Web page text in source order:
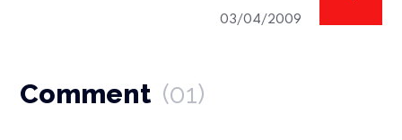
03/04/2009
Comment (01)